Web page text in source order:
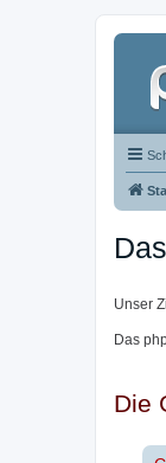
Unser
Das
Die